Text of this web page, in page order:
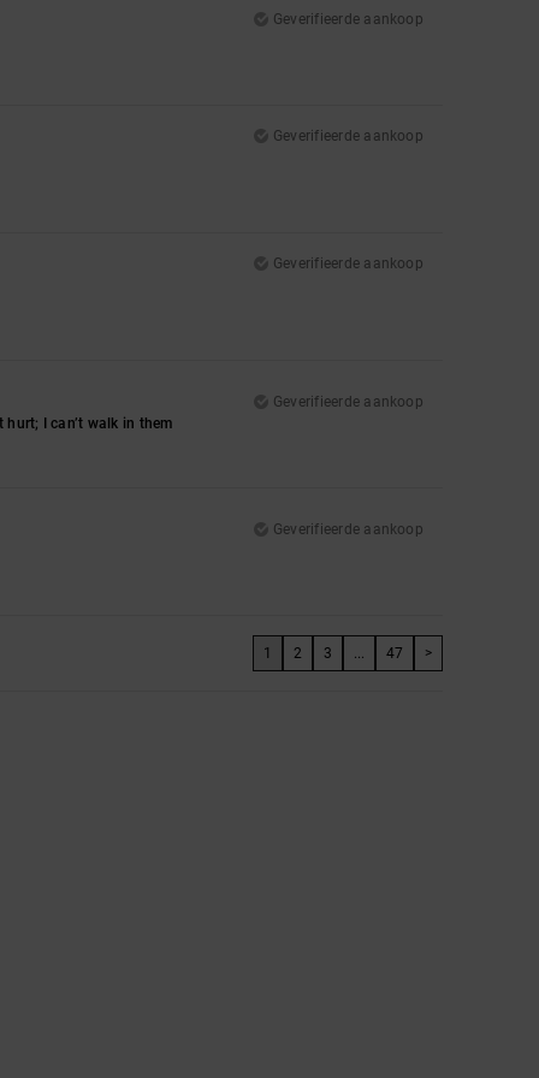
Geverifieerde aankoop
Geverifieerde aankoop
Geverifieerde aankoop
Geverifieerde aankoop
I can’t walk in them
Geverifieerde aankoop
1 2 3 ... 47 >